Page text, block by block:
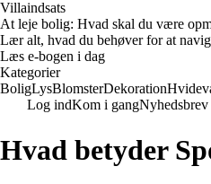
Villaindsats
At leje bolig: Hvad skal du være
Lær alt, hvad du behøver for at
Læs e-bogen i dag
Kategorier
BoligLysBlomsterDekoration
Log indKom i gangNyhedsbrev
Hvad betyder